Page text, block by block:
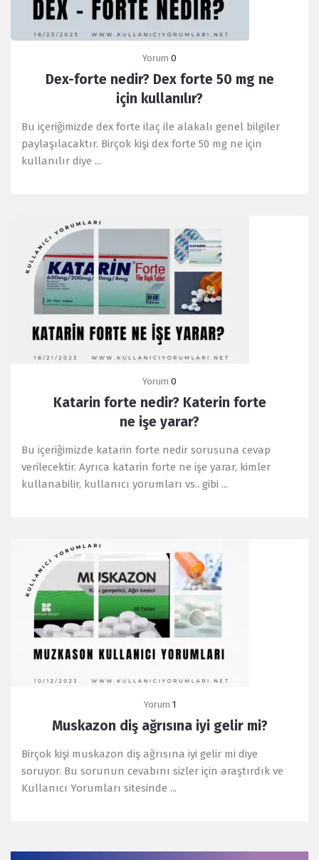
Yorum 0
Dex-forte nedir? Dex forte 50 mg ne
için kullanılır?
Bu içeriğimizde dex forte ilaç ile alakalı genel bilgiler
paylaşılacaktır. Birçok kişi dex forte 50 mg ne için
kullanılır diye ...
Yorum 0
Katarin forte nedir? Katerin forte
ne işe yarar?
Bu içeriğimizde katarin forte nedir sorusuna cevap
verilecektir. Ayrıca katarin forte ne işe yarar, kimler
kullanabilir, kullanıcı yorumları vs.. gibi ...
Yorum 1
Muskazon diş ağrısına iyi gelir mi?
Birçok kişi muskazon diş ağrısına iyi gelir mi diye
soruyor. Bu sorunun cevabını sizler için araştırdık ve
Kullanıcı Yorumları sitesinde ...